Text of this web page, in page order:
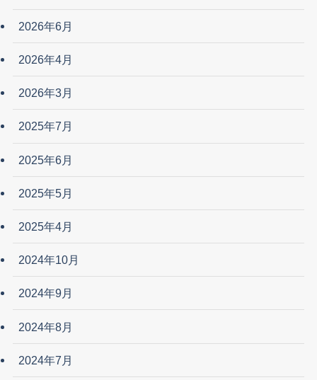
2026年6月
2026年4月
2026年3月
2025年7月
2025年6月
2025年5月
2025年4月
2024年10月
2024年9月
2024年8月
2024年7月